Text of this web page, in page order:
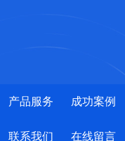
产品服务 成功案例
联系我们 在线留言